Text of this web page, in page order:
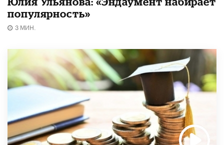
популярность»
3 МИН.